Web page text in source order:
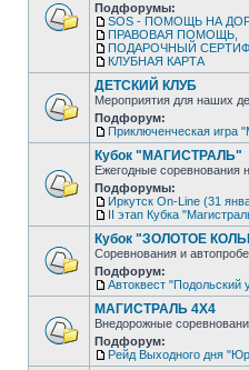
Подфорумы:
SOS - ПОМОЩЬ НА
ПРАВОВАЯ ПОМОЩЬ
ПОДАРОЧНЫЙ
КЛУБНАЯ КАРТА
ДЕТСКИЙ КЛУБ
Мероприятия для наших
Подфорум:
Приключенческая игра
Кубок "МАГИСТРАЛЬ"
Ежегодные соревнования
Подфорумы:
Иркутск On-Line (31
II этап Кубка
Кубок "ЗОЛОТОЕ
Соревнования и
Подфорум:
Автоквест "Подольский
МАГИСТРАЛЬ 4Х4
Внедорожные
Подфорум:
Рейд Выходного дня